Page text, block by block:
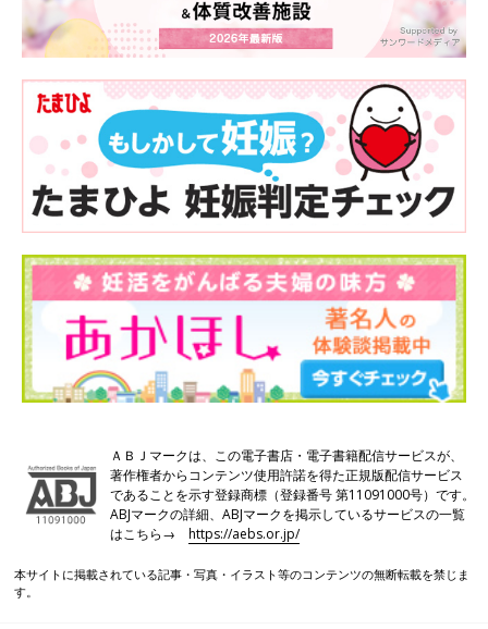
ＡＢＪマークは、この電子書店・電子書籍配信サービスが、
著作権者からコンテンツ使用許諾を得た正規版配信サービス
であることを示す登録商標（登録番号 第11091000号）です。
ABJマークの詳細、ABJマークを掲示しているサービスの一覧
はこちら→https://aebs.or.jp/
本サイトに掲載されている記事・写真・イラスト等のコンテンツの無断転載を禁じま
す。